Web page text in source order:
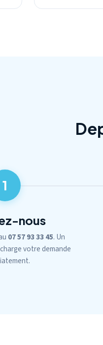
1
nous
07 57 93 33 45. Un
votre demande